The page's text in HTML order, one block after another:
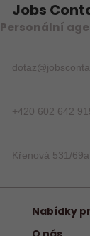
Jobs
Personální
+420 602 642
Křenová 531/
Nabídky